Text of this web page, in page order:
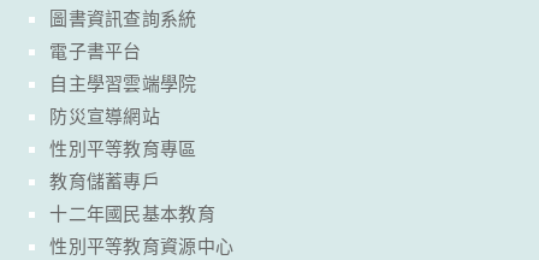
圖書資訊查詢系統
電子書平台
自主學習雲端學院
防災宣導網站
性別平等教育專區
教育儲蓄專戶
十二年國民基本教育
性別平等教育資源中心